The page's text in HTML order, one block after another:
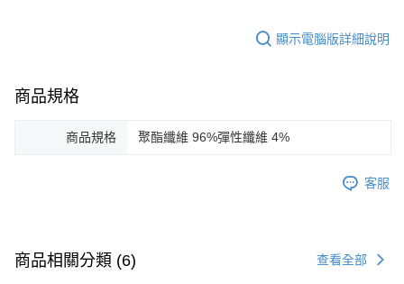
顯示電腦版詳細說明
商品規格
商品規格 聚酯纖維 96%彈性纖維 4%
客服
商品相關分類 (6) 查看全部